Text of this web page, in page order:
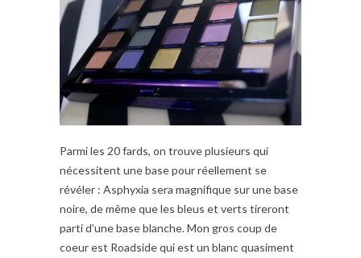
Parmi les 20 fards, on trouve plusieurs qui
nécessitent une base pour réellement se
révéler : Asphyxia sera magnifique sur une base
noire, de même que les bleus et verts tireront
parti d’une base blanche. Mon gros coup de
coeur est Roadside qui est un blanc quasiment